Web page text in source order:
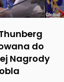
do
Nagrody